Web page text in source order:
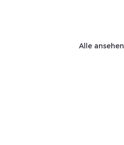
Alle ansehen